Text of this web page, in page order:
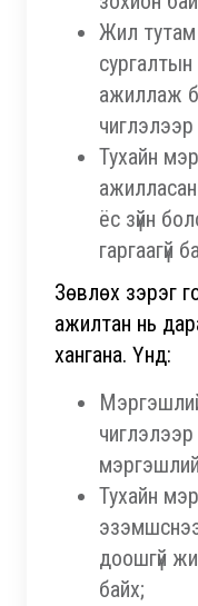
Жил тутам
ажиллаж
чиглэлээр
Тухайн
ажилласан
ёс зүйн
гаргаагүй
Зөвлөх зэрэг
ажилтан нь
хангана. Үүнд:
Тухайн
доошгүй
байх;